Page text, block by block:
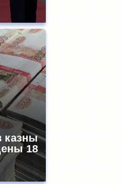
казны
18